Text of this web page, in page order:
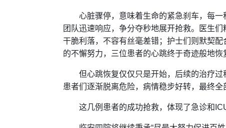
心脏骤停，意味着生命的紧急刹车，每
团队迅速响应，争分夺秒地展开抢救。医生
干脆利落，不容有丝毫差错；护士们则默契
的不懈努力，三位患者的心跳终于奇迹般地恢
但心跳恢复仅仅只是开始，后续的治疗
患者们逐渐脱离危险，病情稳步好转，最终全
这几例患者的成功抢救，体现了急诊和